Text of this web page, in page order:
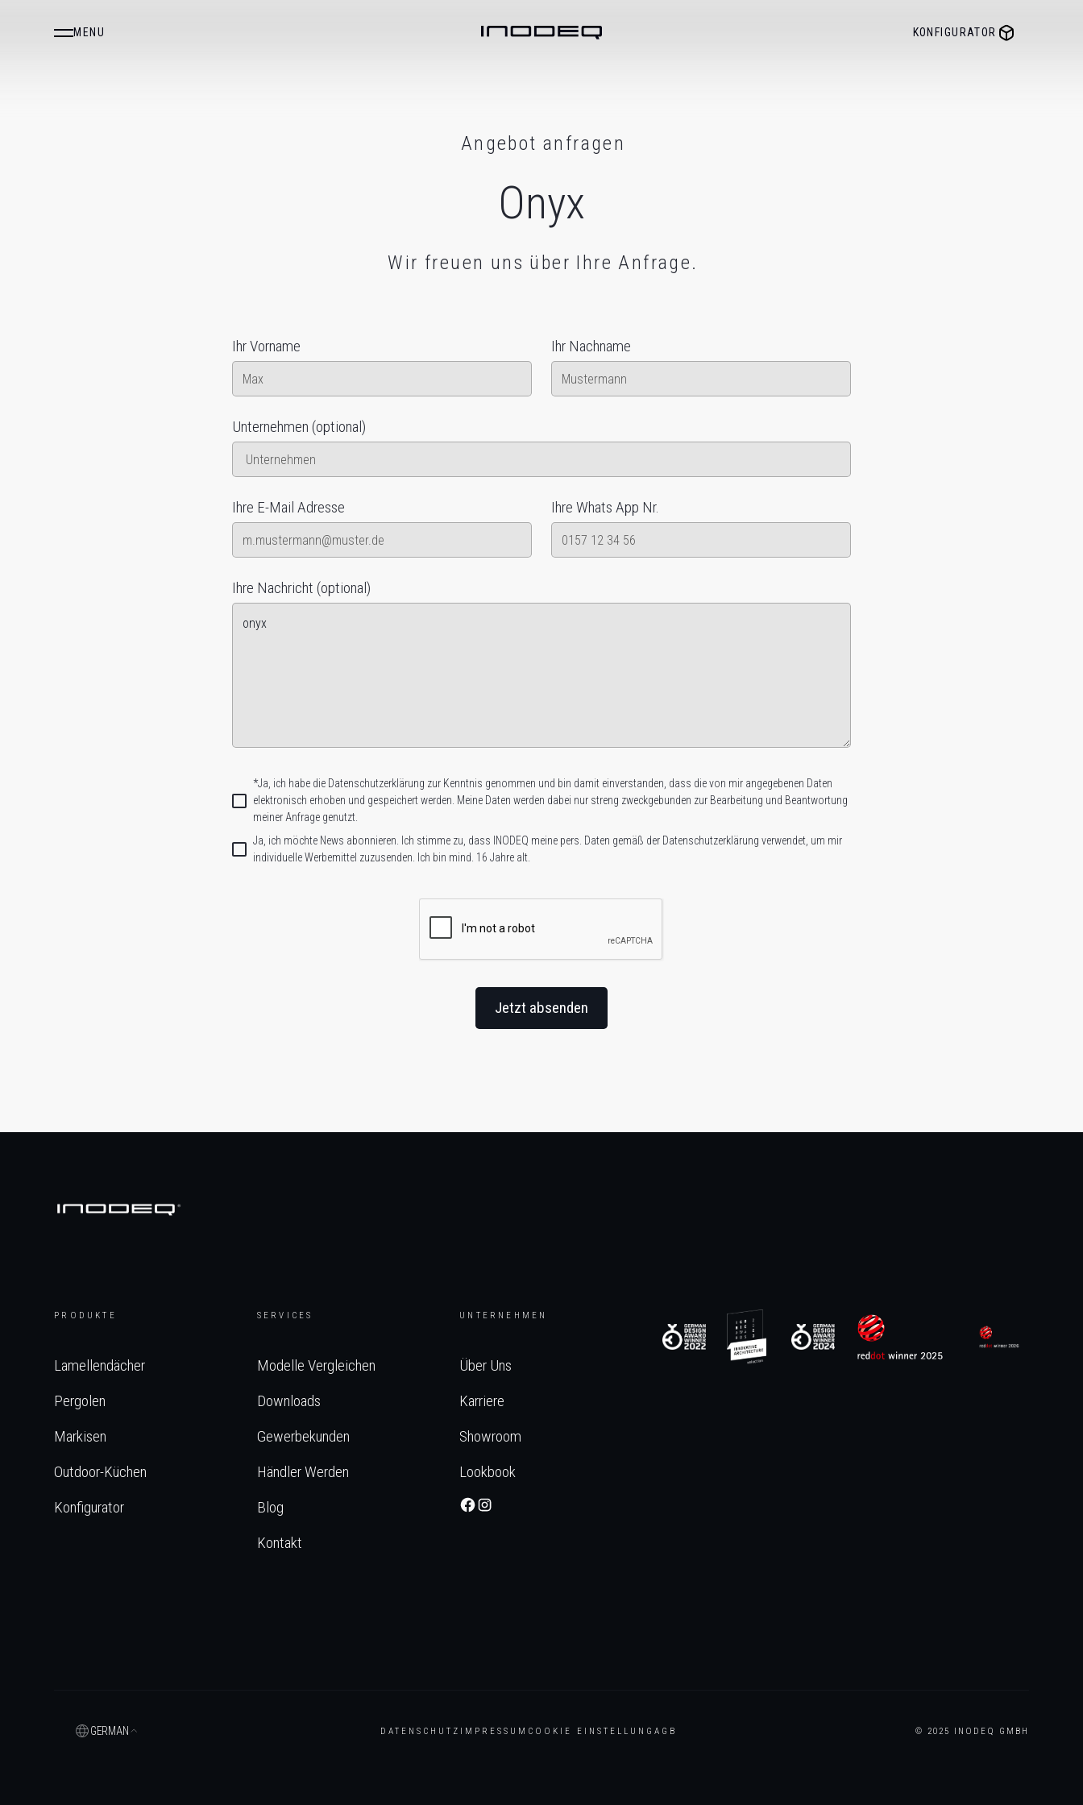
MENU KONFIGURATOR
Angebot anfragen
Onyx
Wir freuen uns über Ihre Anfrage.
Ihr Vorname Ihr Nachname
Unternehmen (optional)
Ihre E-Mail Adresse Ihre Whats App Nr.
Ihre Nachricht (optional)
*Ja, ich habe die Datenschutzerklärung zur Kenntnis genom­men und bin damit ein­ver­standen, dass die von mir an­ge­ge­benen Daten
elek­tro­nisch erhoben und gespei­chert werden. Meine Daten werden dabei nur streng zweck­ge­bunden zur Be­ar­bei­tung und Be­ant­wortung
meiner Anfrage genutzt.
Ja, ich möchte News abonnieren. Ich stimme zu, dass INODEQ meine pers. Daten gemäß der Datenschutzerklärung verwendet, um mir
individuelle Werbemittel zuzusenden. Ich bin mind. 16 Jahre alt.
PRODUKTE
Lamellendächer
Pergolen
Markisen
Outdoor-Küchen
Konfigurator
SERVICES
Modelle Vergleichen
Downloads
Gewerbekunden
Händler Werden
Blog
Kontakt
UNTERNEHMEN
Über Uns
Karriere
Showroom
Lookbook
GERMAN DATENSCHUTZ IMPRESSUM COOKIE EINSTELLUNG AGB © 2025 INODEQ GMBH